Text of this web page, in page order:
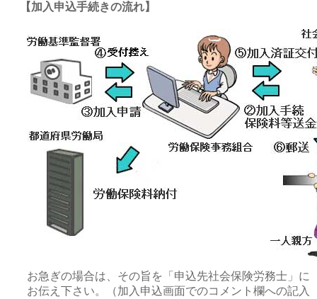
【加入申込手続きの流れ】
お急ぎの場合は、その旨を「申込先社会保険労務士」に
お伝え下さい。（加入申込画面でのコメント欄への記入